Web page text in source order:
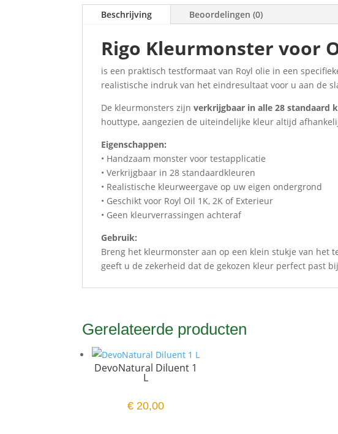
Beschrijving Beoordelingen (0)
Rigo Kleurmonster voor
is een praktisch testformaat van Royl olie in een
realistische indruk van het eindresultaat voor u aan de
De kleurmonsters zijnverkrijgbaar in alle 28 standaard
houttype, aangezien de uiteindelijke kleur altijd
Eigenschappen:
• Handzaam monster voor testapplicatie
• Verkrijgbaar in 28 standaardkleuren
• Realistische kleurweergave op uw eigen ondergrond
• Geschikt voor Royl Oil 1K, 2K of Exterieur
• Geen kleurverrassingen achteraf
Gebruik:
Breng het kleurmonster aan op een klein stukje van het
geeft u de zekerheid dat de gekozen kleur perfect past
Gerelateerde producten
DevoNatural Diluent 1
L
€ 20,00